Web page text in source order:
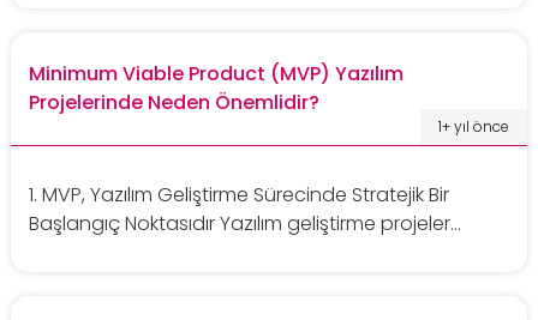
Minimum Viable Product (MVP) Yazılım
Projelerinde Neden Önemlidir?
1+ yıl önce
1. MVP, Yazılım Geliştirme Sürecinde Stratejik Bir
Başlangıç Noktasıdır Yazılım geliştirme projeler...